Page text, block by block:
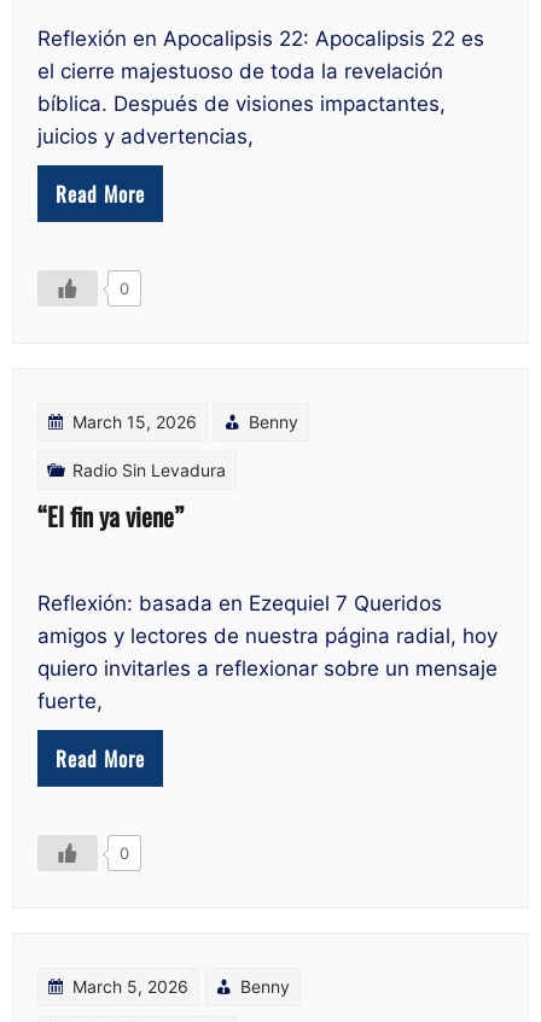
Reflexión en Apocalipsis 22: Apocalipsis 22 es
el cierre majestuoso de toda la revelación
bíblica. Después de visiones impactantes,
juicios y advertencias,
Read More
0
March 15, 2026 Benny
Radio Sin Levadura
“El fin ya viene”
Reflexión: basada en Ezequiel 7 Queridos
amigos y lectores de nuestra página radial, hoy
quiero invitarles a reflexionar sobre un mensaje
fuerte,
Read More
0
March 5, 2026 Benny